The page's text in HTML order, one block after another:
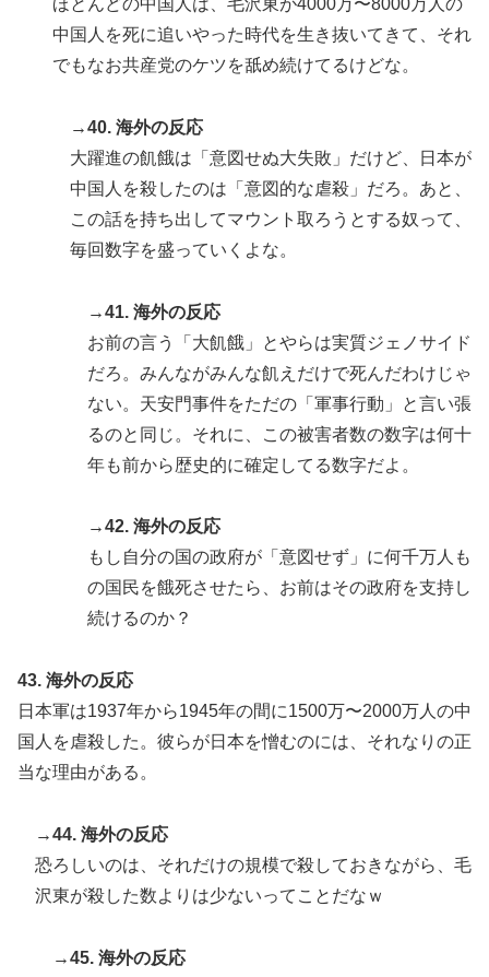
ほとんどの中国人は、毛沢東が4000万〜8000万人の
中国人を死に追いやった時代を生き抜いてきて、それ
でもなお共産党のケツを舐め続けてるけどな。
→40. 海外の反応
大躍進の飢餓は「意図せぬ大失敗」だけど、日本が
中国人を殺したのは「意図的な虐殺」だろ。あと、
この話を持ち出してマウント取ろうとする奴って、
毎回数字を盛っていくよな。
→41. 海外の反応
お前の言う「大飢餓」とやらは実質ジェノサイド
だろ。みんながみんな飢えだけで死んだわけじゃ
ない。天安門事件をただの「軍事行動」と言い張
るのと同じ。それに、この被害者数の数字は何十
年も前から歴史的に確定してる数字だよ。
→42. 海外の反応
もし自分の国の政府が「意図せず」に何千万人も
の国民を餓死させたら、お前はその政府を支持し
続けるのか？
43. 海外の反応
日本軍は1937年から1945年の間に1500万〜2000万人の中
国人を虐殺した。彼らが日本を憎むのには、それなりの正
当な理由がある。
→44. 海外の反応
恐ろしいのは、それだけの規模で殺しておきながら、毛
沢東が殺した数よりは少ないってことだなｗ
→45. 海外の反応